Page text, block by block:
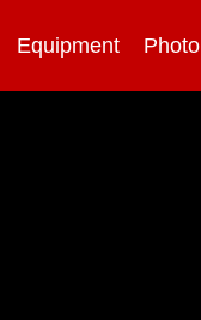
Equipment Photo